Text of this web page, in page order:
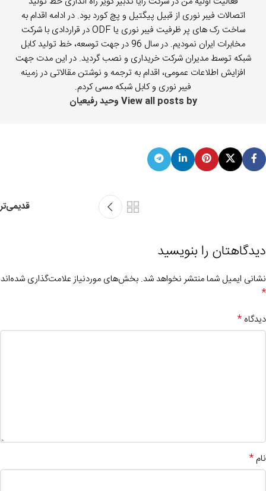
اتصالات فیبر نوری از قبیل پیگتیل و پچ کورد بود. در ادامه اقدام به
ساخت رک های پر ظرفیت فیبر نوری یا ODF در قراردادی با شرکت
مخابرات ایران نمودیم. در سال 96 در جهت توسعه، خط تولید کابل
شبکه توسط مدیران شرکت خریداری و نصب گردید. در این مدت جهت
افزایش اطلاعات عمومی، اقدام به ترجمه و نوشتن مقالاتی در زمینه
فیبر نوری و کابل شبکه مسی کردم.
View all posts by وحید رفیعیان
قدیمی‌تر
دیدگاهتان را بنویسید
نشانی ایمیل شما منتشر نخواهد شد. بخش‌های موردنیاز علامت‌گذاری شده‌اند
*
دیدگاه *
نام*